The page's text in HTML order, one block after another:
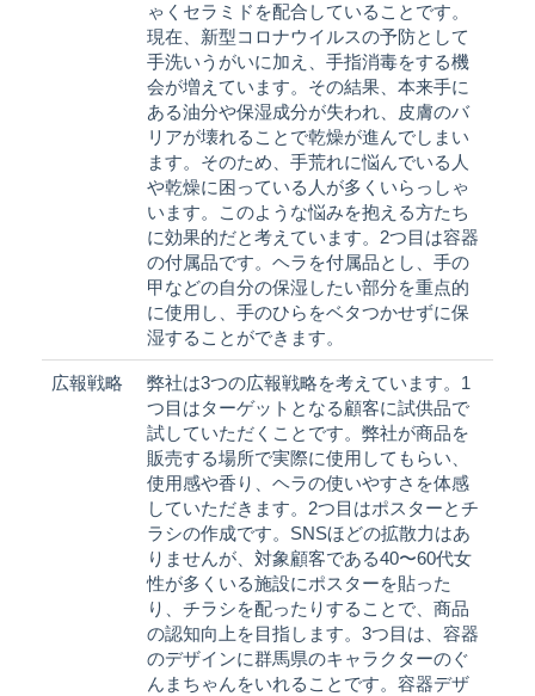
ゃくセラミドを配合していることです。
現在、新型コロナウイルスの予防として
手洗いうがいに加え、手指消毒をする機
会が増えています。その結果、本来手に
ある油分や保湿成分が失われ、皮膚のバ
リアが壊れることで乾燥が進んでしまい
ます。そのため、手荒れに悩んでいる人
や乾燥に困っている人が多くいらっしゃ
います。このような悩みを抱える方たち
に効果的だと考えています。2つ目は容器
の付属品です。ヘラを付属品とし、手の
甲などの自分の保湿したい部分を重点的
に使用し、手のひらをベタつかせずに保
湿することができます。
広報戦略
弊社は3つの広報戦略を考えています。1
つ目はターゲットとなる顧客に試供品で
試していただくことです。弊社が商品を
販売する場所で実際に使用してもらい、
使用感や香り、ヘラの使いやすさを体感
していただきます。2つ目はポスターとチ
ラシの作成です。SNSほどの拡散力はあ
りませんが、対象顧客である40〜60代女
性が多くいる施設にポスターを貼った
り、チラシを配ったりすることで、商品
の認知向上を目指します。3つ目は、容器
のデザインに群馬県のキャラクターのぐ
んまちゃんをいれることです。容器デザ